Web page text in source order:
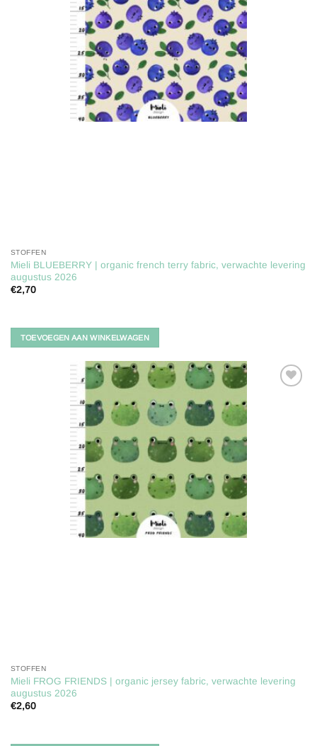
STOFFEN
Mieli BLUEBERRY | organic french terry fabric, verwachte levering
augustus 2026
€2,70
TOEVOEGEN AAN WINKELWAGEN
STOFFEN
Mieli FROG FRIENDS | organic jersey fabric, verwachte levering
augustus 2026
€2,60